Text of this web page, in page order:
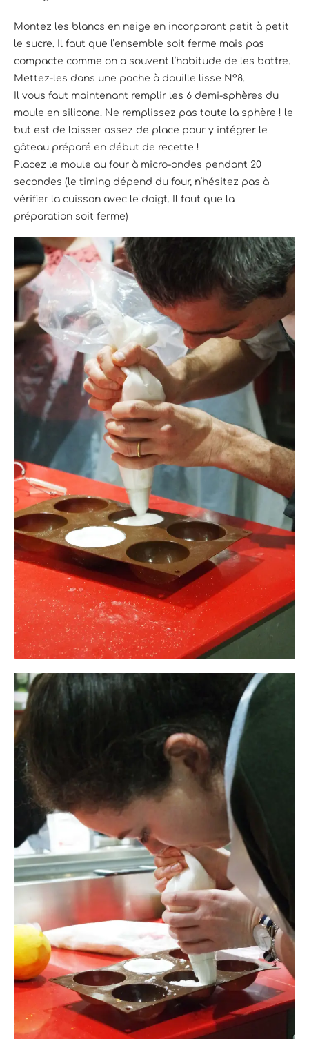
Montez les blancs en neige en incorporant petit à petit
le sucre. Il faut que l’ensemble soit ferme mais pas
compacte comme on a souvent l’habitude de les battre.
Mettez-les dans une poche à douille lisse N°8.
Il vous faut maintenant remplir les 6 demi-sphères du
moule en silicone. Ne remplissez pas toute la sphère ! le
but est de laisser assez de place pour y intégrer le
gâteau préparé en début de recette !
Placez le moule au four à micro-ondes pendant 20
secondes (le timing dépend du four, n’hésitez pas à
vérifier la cuisson avec le doigt. Il faut que la
préparation soit ferme)